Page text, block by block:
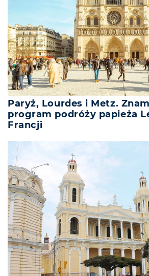
Paryż, Lourdes i Metz.
program podróży papieża
Francji